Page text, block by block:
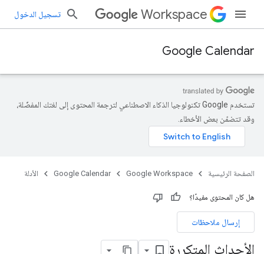
Workspace تسجيل الدخول
Google Calendar
تستخدم Google تكنولوجيا الذكاء الاصطناعي لترجمة المحتوى إلى لغتك المفضّلة،
وقد تتضمّن بعض الأخطاء.
الصفحة الرئيسية Google Workspace
Google Calendar الأدلة
هل كان المحتوى مفيدًا؟
إرسال ملاحظات
الأحداث المتكررة